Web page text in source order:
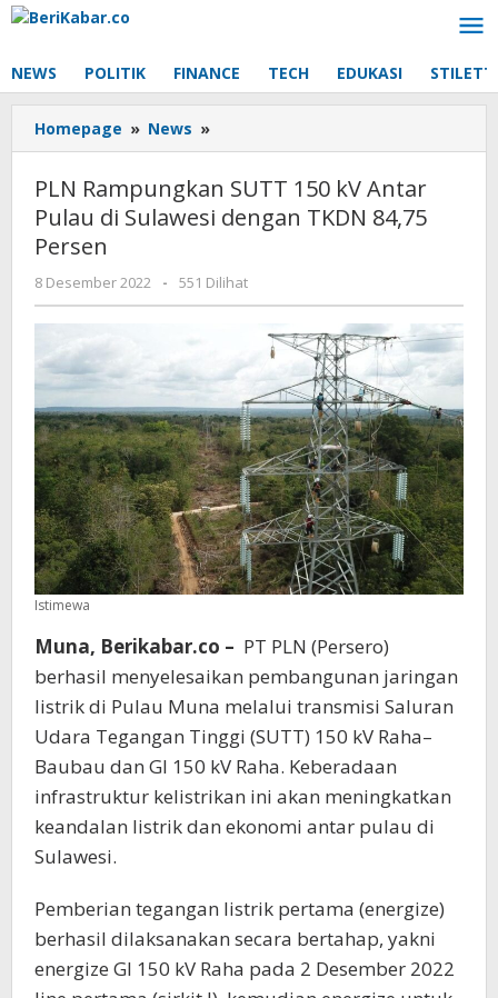
Lewati
NEWS POLITIK FINANCE TECH EDUKASI
Homepage » News »
Rampungkan
150
kV
di
Sulawesi
dengan
TKDN
84,75
Persen
PLN Rampungkan SUTT 150 kV Antar
Pulau di Sulawesi dengan TKDN 84,75
Persen
8 Desember 2022
oleh
Beri
- 551 Dilihat
Istimewa
Muna, Berikabar.co – PT PLN (Persero)
berhasil menyelesaikan pembangunan jaringan
listrik di Pulau Muna melalui transmisi Saluran
Udara Tegangan Tinggi (SUTT) 150 kV Raha–
Baubau dan GI 150 kV Raha. Keberadaan
infrastruktur kelistrikan ini akan meningkatkan
keandalan listrik dan ekonomi antar pulau di
Sulawesi.
Pemberian tegangan listrik pertama (energize)
berhasil dilaksanakan secara bertahap, yakni
energize GI 150 kV Raha pada 2 Desember 2022